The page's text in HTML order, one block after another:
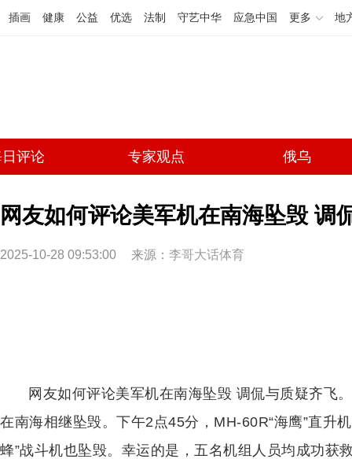
插画 健康 公益 优选 法制 守艺中华 应急中国 更多 地
评论 专家观点 俄乌
网友如何评论美军机在南海坠毁 调
2025-10-28 09:53:00 来源： 李哥大话体育
网友如何评论美军机在南海坠毁 调侃与质疑齐飞
在南海相继坠毁。下午2点45分，MH-60R“海鹰”直升
蜂”战斗机也坠毁。幸运的是，五名机组人员均成功获